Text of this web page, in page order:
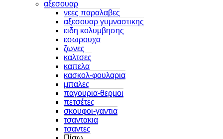
αξεσουαρ
νεες παραλαβες
αξεσουαρ γυμναστικης
ειδη κολυμβησης
εσωρουχα
ζωνες
καλτσες
καπελα
κασκολ-φουλαρια
μπαλες
παγουρια-θερμοι
πετσέτες
σκουφοι-γαντια
τσαντακια
τσαντες